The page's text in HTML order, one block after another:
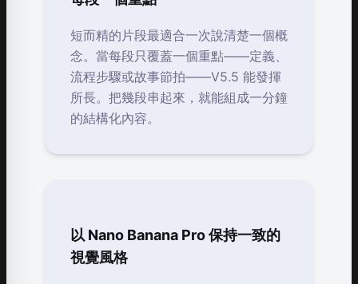
短而精的片段最適合一次說清楚一個概
念。當每段只覆蓋一個重點——定義、
流程步驟或故事節拍——V5.5 能發揮
所長。把幾段串起來，就能組成一分鐘
的結構化內容。
以 Nano Banana Pro 保持一致的
視覺風格